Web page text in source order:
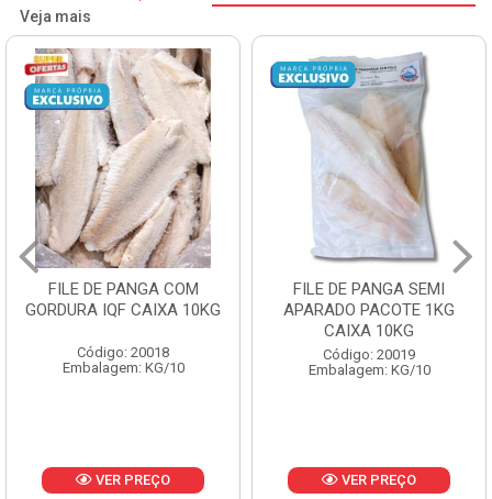
Veja mais
FILE DE PANGA SEMI
APARADO PACOTE 1KG
Código: 20019
Embalagem: KG/10
VER PREÇO
POLACA DESFIADA
PESCAMARES PCT5KG
CX10KG
Código: 20161
Embalagem: KG/10
VER PREÇO